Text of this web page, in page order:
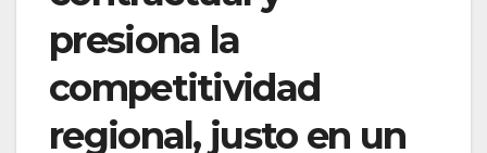
presiona la
competitividad
regional, justo en un